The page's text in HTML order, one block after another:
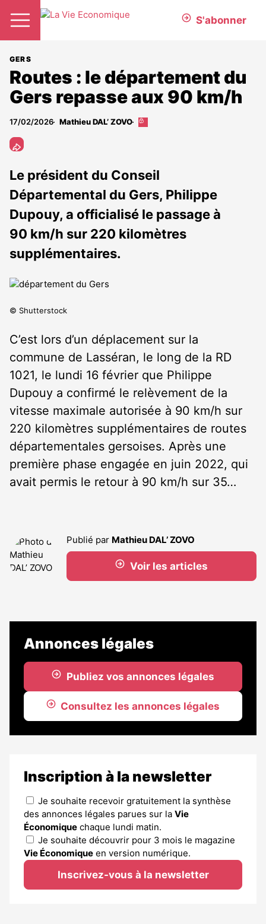
S'abonner
GERS
Routes : le département du
Gers repasse aux 90 km/h
17/02/2026 Mathieu DAL’ ZOVO
Cet
abonnés
Le président du Conseil
Départemental du Gers, Philippe
Dupouy, a officialisé le passage à
90 km/h sur 220 kilomètres
supplémentaires.
© Shutterstock
C’est lors d’un déplacement sur la
commune de Lasséran, le long de la RD
1021, le lundi 16 février que Philippe
Dupouy a confirmé le relèvement de la
vitesse maximale autorisée à 90 km/h sur
220 kilomètres supplémentaires de routes
départementales gersoises. Après une
première phase engagée en juin 2022, qui
avait permis le retour à 90 km/h sur 35…
Publié par Mathieu DAL’ ZOVO
Voir les articles
Annonces légales
Publiez vos annonces légales
Consultez les annonces légales
Inscription à la newsletter
Je souhaite recevoir gratuitement la synthèse
des annonces légales parues sur la Vie
Économique chaque lundi matin.
Je souhaite découvrir pour 3 mois le magazine
Vie Économique en version numérique.
Inscrivez-vous à la newsletter